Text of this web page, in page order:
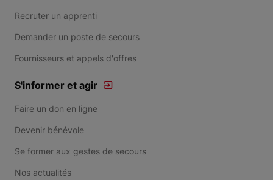
Recruter un apprenti
Demander un poste de secours
Fournisseurs et appels d'offres
S'informer et agir
Faire un don en ligne
Devenir bénévole
Se former aux gestes de secours
Nos actualités